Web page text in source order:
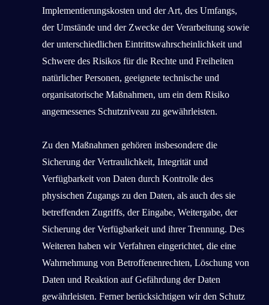
Implementierungskosten und der Art, des Umfangs,
der Umstände und der Zwecke der Verarbeitung sowie
der unterschiedlichen Eintrittswahrscheinlichkeit und
Schwere des Risikos für die Rechte und Freiheiten
natürlicher Personen, geeignete technische und
organisatorische Maßnahmen, um ein dem Risiko
angemessenes Schutzniveau zu gewährleisten.
Zu den Maßnahmen gehören insbesondere die
Sicherung der Vertraulichkeit, Integrität und
Verfügbarkeit von Daten durch Kontrolle des
physischen Zugangs zu den Daten, als auch des sie
betreffenden Zugriffs, der Eingabe, Weitergabe, der
Sicherung der Verfügbarkeit und ihrer Trennung. Des
Weiteren haben wir Verfahren eingerichtet, die eine
Wahrnehmung von Betroffenenrechten, Löschung von
Daten und Reaktion auf Gefährdung der Daten
gewährleisten. Ferner berücksichtigen wir den Schutz